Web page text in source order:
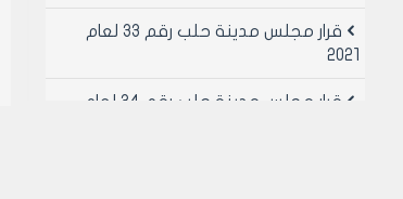
قرار مجلس مدينة حلب رقم 33 لعام
2021
قرار مجلس مدينة حلب رقم 34 لعام